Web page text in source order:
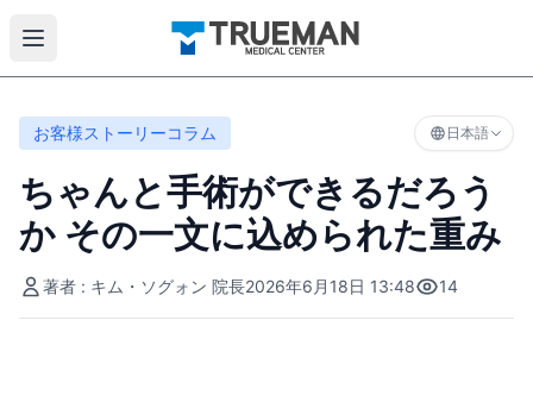
お客様ストーリーコラム 日本語
ちゃんと手術ができるだろう
か その一文に込められた重み
著者 : キム・ソグォン 院長2026年6月18日 13:48 14